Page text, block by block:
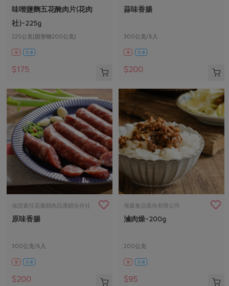
素食專區
樂齡友善
節慶大餐
高麗菜海鮮煎餅
媒體報導
下載專區
地區活動
活動報下載
味噌鹽麴五花醃肉片(花肉
社)-225g
225公克(固形物200公克)
葷 冷凍
$175
蒜味香腸
300公克/6入
葷 冷凍
$200
保證責任花蓮縣肉品運銷合作社
原味香腸
300公克/6入
葷 冷凍
$200
海森食品股份有限公司
滷肉燥-200g
200公克
葷 冷凍
$95